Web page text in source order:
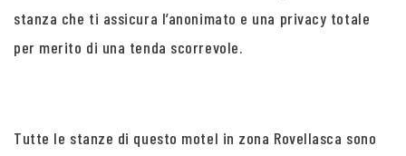
stanza che ti assicura l’anonimato e una privacy totale
per merito di una tenda scorrevole.
Tutte le stanze di questo motel in zona Rovellasca sono